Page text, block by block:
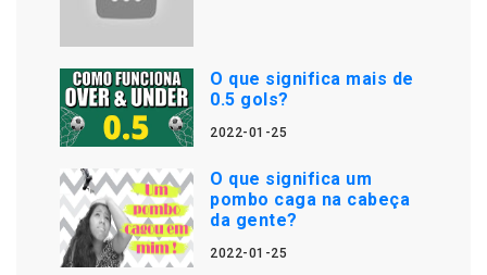
O que significa mais de
0.5 gols?
2022-01-25
O que significa um
pombo caga na cabeça
da gente?
2022-01-25